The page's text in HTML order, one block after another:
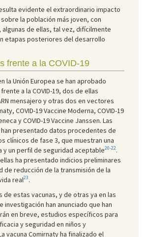
evidente el extraordinario impacto
la población más joven, con
algunas de ellas, tal vez, difícilmente
etapas posteriores del desarrollo
frente a la COVID-19
la Unión Europea se han aprobado
a la COVID-19, dos de ellas
mensajero y otras dos en vectores
COVID-19 Vaccine Moderna, COVID-19
y COVID-19 Vaccine Janssen. Las
presentado datos procedentes de
clínicos de fase 3, que muestran una
y un perfil de seguridad aceptable20-22.
ha presentado indicios preliminares
de reducción de la transmisión de la
real23.
de estas vacunas, y de otras ya en las
investigación han anunciado que han
en breve, estudios específicos para
y seguridad en niños y
vacuna Comirnaty ha finalizado el